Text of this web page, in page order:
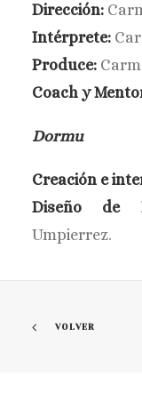
Dirección:
Intérprete:
Produce:
Coach y
Dormu
Creación e
Diseño de
Umpierrez.
VOLVER